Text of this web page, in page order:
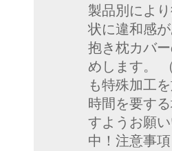
製品別によ
状に違和感
抱き枕カバ
めします。
も特殊加工
時間を要す
すようお願
中！注意事